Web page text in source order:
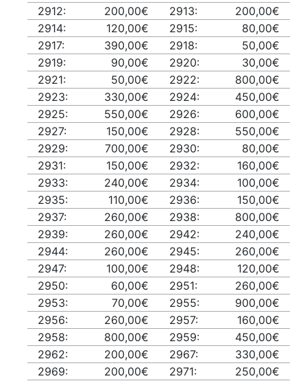
2912:
200,00€ 2913:
200,00€
2914:
120,00€ 2915:
80,00€
2917:
390,00€ 2918:
50,00€
2919:
90,00€ 2920:
30,00€
2921:
50,00€ 2922:
800,00€
2923:
330,00€ 2924:
450,00€
2925:
550,00€ 2926:
600,00€
2927:
150,00€ 2928:
550,00€
2929:
700,00€ 2930:
80,00€
2931:
150,00€ 2932:
160,00€
2933:
240,00€ 2934:
100,00€
2935:
110,00€ 2936:
150,00€
2937:
260,00€ 2938:
800,00€
2939:
260,00€ 2942:
240,00€
2944:
260,00€ 2945:
260,00€
2947:
100,00€ 2948:
120,00€
2950:
60,00€ 2951:
260,00€
2953:
70,00€ 2955:
900,00€
2956:
260,00€ 2957:
160,00€
2958:
800,00€ 2959:
450,00€
2962:
200,00€ 2967:
330,00€
2969:
200,00€ 2971:
250,00€